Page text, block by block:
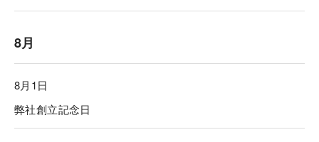
8月
8月1日
弊社創立記念日